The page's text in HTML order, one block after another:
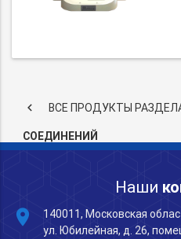
keyboard_arrow_left ВСЕ ПРОДУКТЫ
СОЕДИНЕНИЙ
Наши
place
140011, Московская
ул. Юбилейная, д. 26,